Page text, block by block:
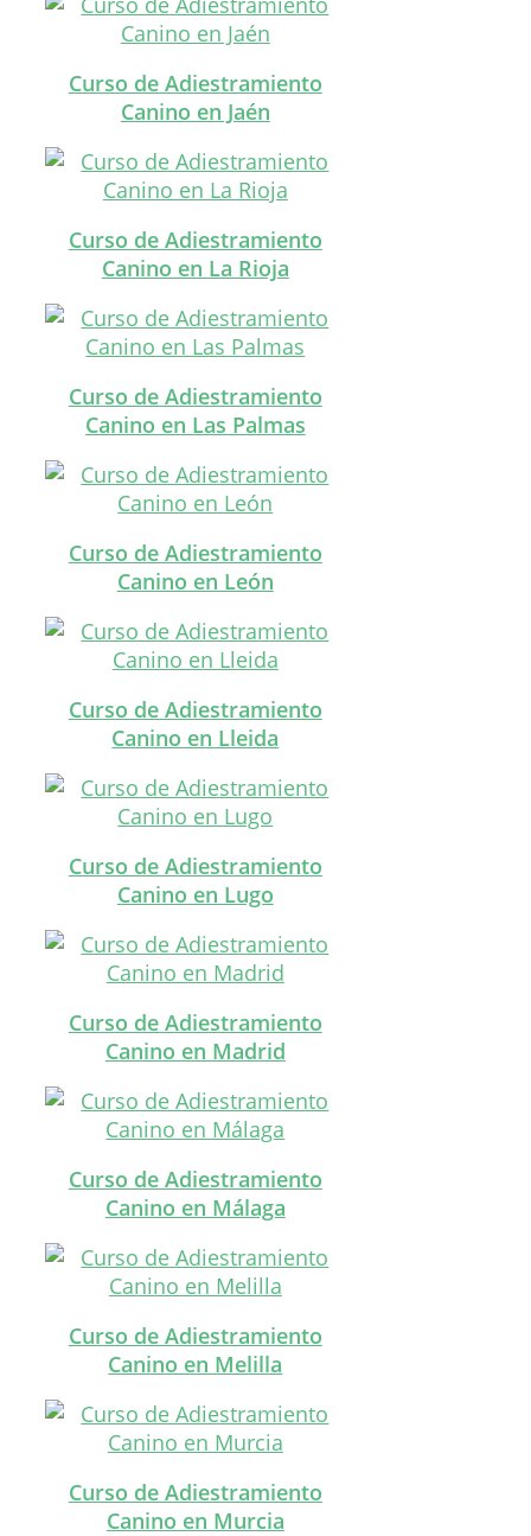
Curso de Adiestramiento
Canino en Jaén
Curso de Adiestramiento
Canino en La Rioja
Curso de Adiestramiento
Canino en Las Palmas
Curso de Adiestramiento
Canino en León
Curso de Adiestramiento
Canino en Lleida
Curso de Adiestramiento
Canino en Lugo
Curso de Adiestramiento
Canino en Madrid
Curso de Adiestramiento
Canino en Málaga
Curso de Adiestramiento
Canino en Melilla
Curso de Adiestramiento
Canino en Murcia